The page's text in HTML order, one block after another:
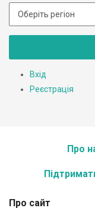
Вхід
Реєстрація
Про
Про сайт